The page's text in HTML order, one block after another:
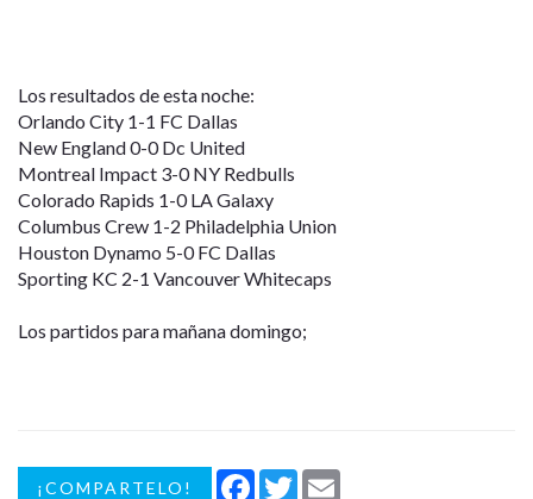
Los resultados de esta noche:
Orlando City 1-1 FC Dallas
New England 0-0 Dc United
Montreal Impact 3-0 NY Redbulls
Colorado Rapids 1-0 LA Galaxy
Columbus Crew 1-2 Philadelphia Union
Houston Dynamo 5-0 FC Dallas
Sporting KC 2-1 Vancouver Whitecaps
Los partidos para mañana domingo;
¡COMPARTELO! Facebook
Twitter